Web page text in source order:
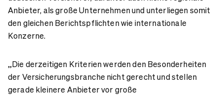
Anbieter, als große Unternehmen und unterliegen somit
den gleichen Berichtspflichten wie internationale
Konzerne.
„Die derzeitigen Kriterien werden den Besonderheiten
der Versicherungsbranche nicht gerecht und stellen
gerade kleinere Anbieter vor große